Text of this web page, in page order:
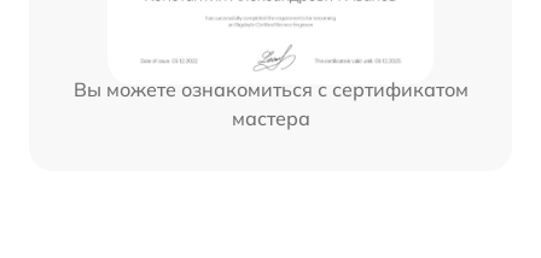
Вы можете ознакомиться с сертификатом
мастера